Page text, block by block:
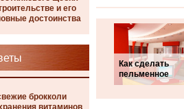
и его
достоинства
брокколи
витаминов
Как сделать
пельменное